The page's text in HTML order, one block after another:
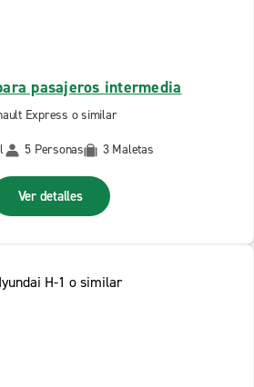
pasajeros intermedia
Express o similar
5 Personas 3 Maletas
Ver detalles